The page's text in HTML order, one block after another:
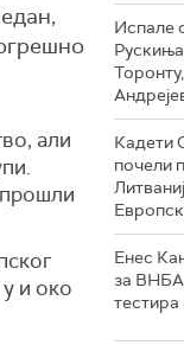
али
и око
Испале
Кадети
почели
Енес
за ВНБА
тестира